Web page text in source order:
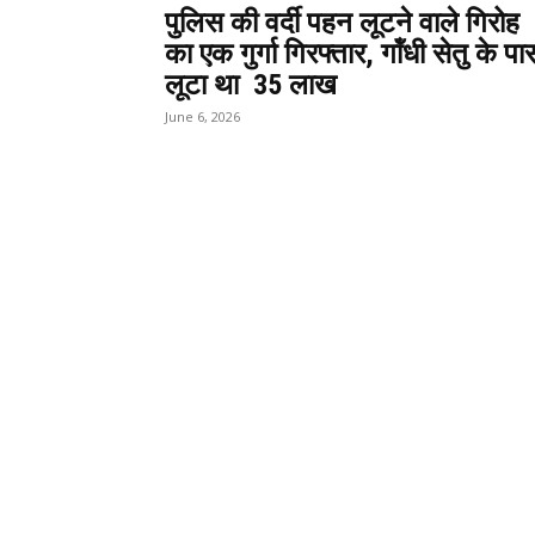
पुलिस की वर्दी पहन लूटने वाले गिरोह
का एक गुर्गा गिरफ्तार, गॉंधी सेतु के
लूटा था ₹ 35 लाख
June 6, 2026